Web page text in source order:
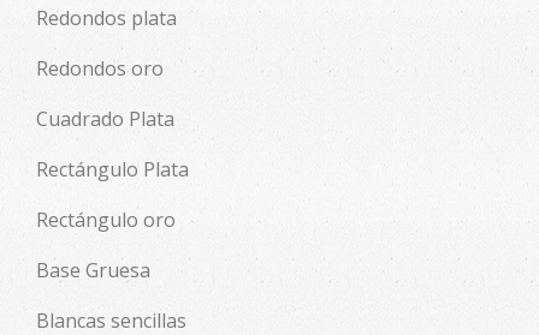
Redondos plata
Redondos oro
Cuadrado Plata
Rectángulo Plata
Rectángulo oro
Base Gruesa
Blancas sencillas